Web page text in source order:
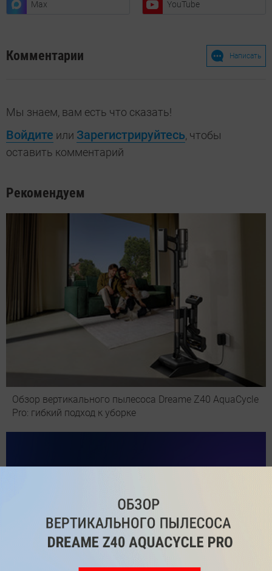
Max YouTube
Комментарии Написать
Мы знаем, вам есть что сказать!
Войдите или Зарегистрируйтесь, чтобы
оставить комментарий
Рекомендуем
Обзор вертикального пылесоса Dreame Z40 AquaCycle
Pro: гибкий подход к уборке